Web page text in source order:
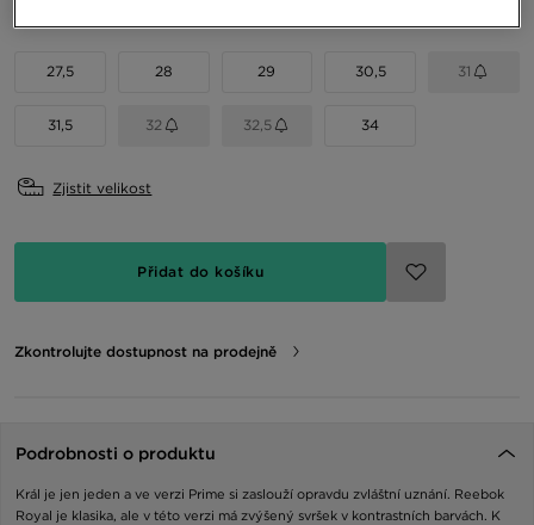
27,5 28 29 30,5 31
31,5 32 32,5 34
Zjistit velikost
Přidat do košíku
Zkontrolujte dostupnost na prodejně
Podrobnosti o produktu
Král je jen jeden a ve verzi Prime si zaslouží opravdu zvláštní uznání. Reebok
Royal je klasika, ale v této verzi má zvýšený svršek v kontrastních barvách. K